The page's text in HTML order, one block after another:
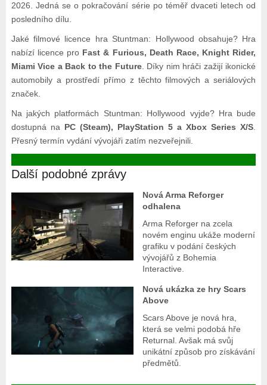
2026. Jedná se o pokračování série po téměř dvaceti letech od
posledního dílu.
Jaké filmové licence hra Stuntman: Hollywood obsahuje? Hra
nabízí licence pro Fast & Furious, Death Race, Knight Rider,
Miami Vice a Back to the Future. Díky nim hráči zažijí ikonické
automobily a prostředí přímo z těchto filmových a seriálových
značek.
Na jakých platformách Stuntman: Hollywood vyjde? Hra bude
dostupná na PC (Steam), PlayStation 5 a Xbox Series X/S
Přesný termín vydání vývojáři zatím nezveřejnili.
Další podobné zprávy
Nová Arma Reforger
odhalena
Arma Reforger na zcela
novém enginu ukáže moderní
grafiku v podání českých
vývojářů z Bohemia
Interactive.
Nová ukázka ze hry Scars
Above
Scars Above je nová hra,
která se velmi podobá hře
Returnal. Avšak má svůj
unikátní způsob pro získávání
předmětů.